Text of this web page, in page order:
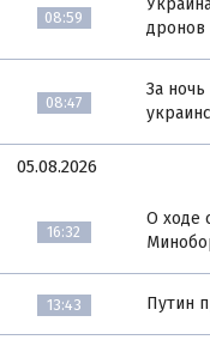
08:59
дронов
08:47
За
05.08.2026
16:32
О ходе
13:43 Путин